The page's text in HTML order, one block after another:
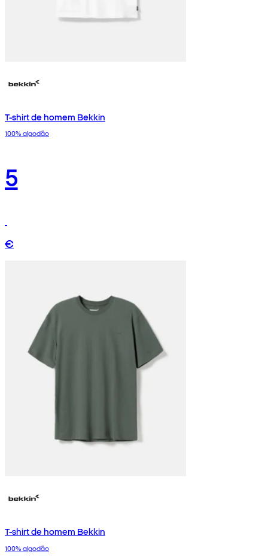
T-shirt de homem Bekkin
100% algodão
5
€
T-shirt de homem Bekkin
100% algodão